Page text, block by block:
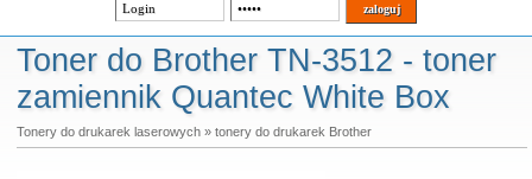
Toner do Brother TN-3512 - toner
zamiennik Quantec White Box
Tonery do drukarek laserowych» tonery do drukarek Brother